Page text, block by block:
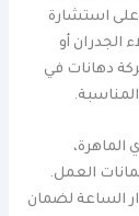
استشارة
الجدران أو
دهانات في
الماهرة،
العمل.
الساعة لضمان